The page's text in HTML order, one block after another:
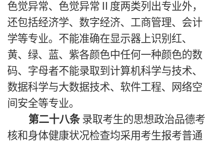
色觉异常、色觉异常Ⅱ度两类列出专业外，
还包括经济学、数字经济、工商管理、会计
学等专业。不能准确在显示器上识别红、
黄、绿、蓝、紫各颜色中任何一种颜色的数
码、字母者不能录取到计算机科学与技术、
数据科学与大数据技术、软件工程、网络空
间安全等专业。
第二十八条 录取考生的思想政治品德考
核和身体健康状况检查均采用考生报考普通